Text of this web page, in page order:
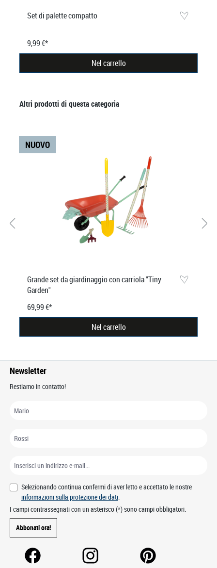
Set di palette compatto
9,99 €*
Nel carrello
Salta la galleria dei prodotti
Altri prodotti di questa categoria
NUOVO
Grande set da giardinaggio con carriola "Tiny
Garden"
69,99 €*
Nel carrello
Newsletter
Restiamo in contatto!
Selezionando continua confermi di aver letto e accettato le nostre
informazioni sulla protezione dei dati.
I campi contrassegnati con un asterisco (*) sono campi obbligatori.
Abbonati ora!